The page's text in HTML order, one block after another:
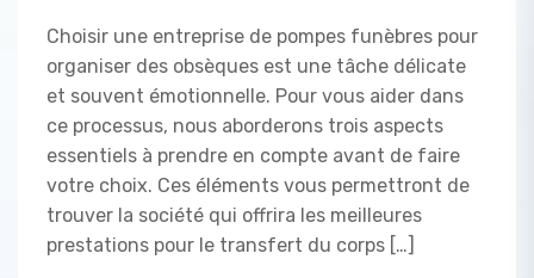
Choisir une entreprise de pompes funèbres pour
organiser des obsèques est une tâche délicate
et souvent émotionnelle. Pour vous aider dans
ce processus, nous aborderons trois aspects
essentiels à prendre en compte avant de faire
votre choix. Ces éléments vous permettront de
trouver la société qui offrira les meilleures
prestations pour le transfert du corps […]